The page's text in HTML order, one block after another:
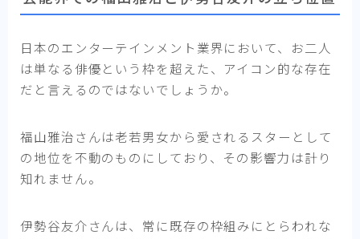
日本のエンターテインメント業界において、お二人
は単なる俳優という枠を超えた、アイコン的な存在
だと言えるのではないでしょうか。
福山雅治さんは老若男女から愛されるスターとして
の地位を不動のものにしており、その影響力は計り
知れません。
伊勢谷友介さんは、常に既存の枠組みにとらわれな